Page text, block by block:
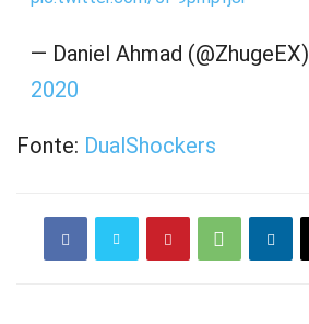
— Daniel Ahmad (@ZhugeEX)
2020
Fonte: DualShockers